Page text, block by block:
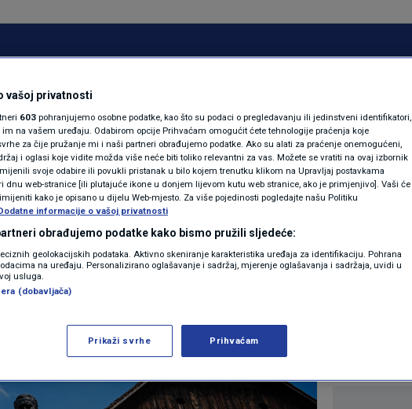
REGIJA
MAGAZIN
KOLUMNE
N1(DIS)INFO
KLIMATSKE PROMJENE
FOTO
VIDEO
Kumrovca u
duhove u
VIJESTI | 71 komentar
Više
vašoj privatnosti
603 pohranjujemo osobne podatke, kao što su podaci o pregledavanju ili jedinstveni identifikatori,
na vašem uređaju. Odabirom opcije Prihvaćam omogućit ćete tehnologije praćenja koje
za čije pružanje mi i naši partneri obrađujemo podatke. Ako su alati za praćenje onemogućeni,
i oglasi koje vidite možda više neće biti toliko relevantni za vas. Možete se vratiti na ovaj izbornik
svoje odabire ili povukli pristanak u bilo kojem trenutku klikom na Upravljaj postavkama
dnu web-stranice [ili plutajuće ikone u donjem lijevom kutu web stranice, ako je primjenjivo]. Vaši će
kako je opisano u dijelu Web-mjesto. Za više pojedinosti pogledajte našu Politiku
informacije o vašoj privatnosti
obrađujemo podatke kako bismo pružili sljedeće:
geolokacijskih podataka. Aktivno skeniranje karakteristika uređaja za identifikaciju. Pohrana
na uređaju. Personalizirano oglašavanje i sadržaj, mjerenje oglašavanja i sadržaja, uvidi u
usluga.
(dobavljača)
Prikaži svrhe Prihvaćam